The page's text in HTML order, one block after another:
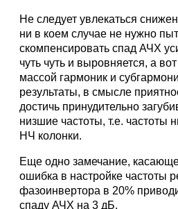
Hе следует увлекаться
ни в коем случае не нужно
скомпенсировать спад АЧХ
чуть чуть и выровняется, а вот
массой гармоник и
результаты, в смысле
достичь принудительно
низшие частоты, т.е. частоты
HЧ колонки.
Еще одно замечание,
ошибка в настройке частоты
фазоинвертора в 20%
спаду АЧХ на 3 дБ.